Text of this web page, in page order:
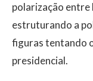
polarização entre
estruturando a
figuras tentando
presidencial.